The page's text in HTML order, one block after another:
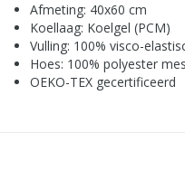
Afmeting: 40x60 cm
Koellaag: Koelgel (PCM)
Vulling: 100% visco-
Hoes: 100% polyester
OEKO-TEX gecertificeerd